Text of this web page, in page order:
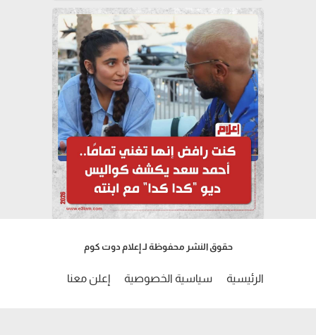
حقوق النشر محفوظة لـ إعلام دوت كوم
الرئيسية سياسية الخصوصية إعلن معنا